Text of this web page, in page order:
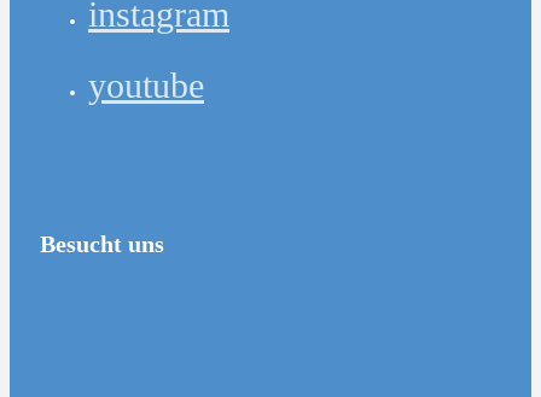
instagram
youtube
Besucht uns